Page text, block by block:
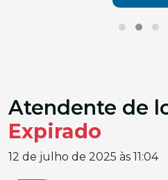
Atendente de
Expirado
12 de julho de 2025 às 11:04